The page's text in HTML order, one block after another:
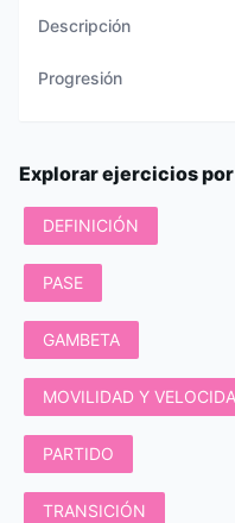
Descripción
Progresión
Explorar ejercicios
DEFINICIÓN
PASE
GAMBETA
MOVILIDAD Y
PARTIDO
TRANSICIÓN